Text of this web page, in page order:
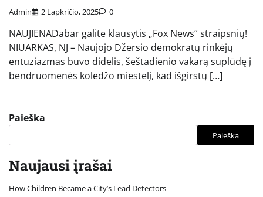
Admin 2 Lapkričio, 2025 0
NAUJIENADabar galite klausytis „Fox News“ straipsnių!
NIUARKAS, NJ – Naujojo Džersio demokratų rinkėjų
entuziazmas buvo didelis, šeštadienio vakarą suplūdę į
bendruomenės koledžo miestelį, kad išgirstų […]
Paieška
Paieška
Naujausi įrašai
How Children Became a City’s Lead Detectors